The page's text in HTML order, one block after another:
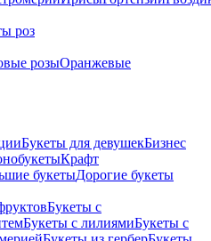
роз
розыОранжевые
Букеты для девушекБизнес
Крафт
букетыДорогие букеты
Букеты с
Букеты с лилиямиБукеты с